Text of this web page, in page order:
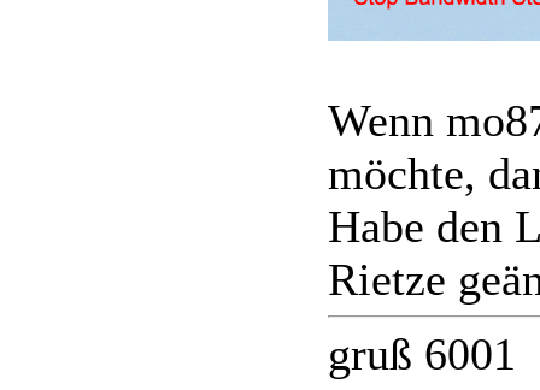
Wenn
möchte,
Habe den
Rietze
gruß 6001